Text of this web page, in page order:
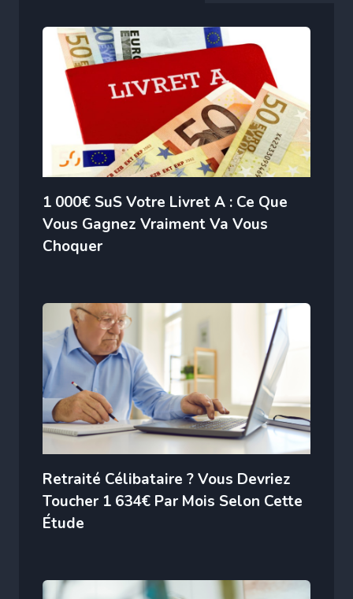
1 000€ SuS Votre Livret A : Ce Que
Vous Gagnez Vraiment Va Vous
Choquer
Retraité Célibataire ? Vous Devriez
Toucher 1 634€ Par Mois Selon Cette
Étude